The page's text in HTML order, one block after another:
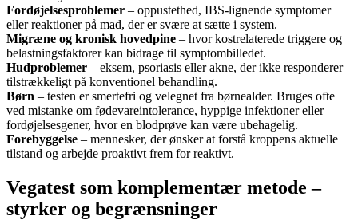
Fordøjelsesproblemer – oppustethed, IBS-lignende symptomer
eller reaktioner på mad, der er svære at sætte i system.
Migræne og kronisk hovedpine – hvor kostrelaterede triggere og
belastningsfaktorer kan bidrage til symptombilledet.
Hudproblemer – eksem, psoriasis eller akne, der ikke responderer
tilstrækkeligt på konventionel behandling.
Børn – testen er smertefri og velegnet fra børnealder. Bruges ofte
ved mistanke om fødevareintolerance, hyppige infektioner eller
fordøjelsesgener, hvor en blodprøve kan være ubehagelig.
Forebyggelse – mennesker, der ønsker at forstå kroppens aktuelle
tilstand og arbejde proaktivt frem for reaktivt.
Vegatest som komplementær metode –
styrker og begrænsninger